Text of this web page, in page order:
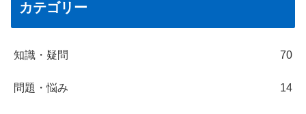
カテゴリー
知識・疑問 70
問題・悩み 14